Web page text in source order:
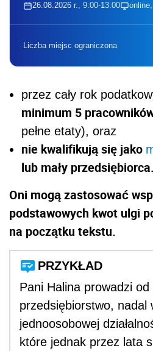
26.08.2026 r., 9:00-13:00
Liczba miejsc ograniczona
przez cały rok
minimum 5
pełne etaty), oraz
nie kwalifikują się jako
lub mały przedsiębiorca.
Oni mogą zastosować
podstawowych kwot ulgi
na początku tekstu.
PRZYKŁAD
Pani Halina prowadzi
przedsiębiorstwo, nadal
jednoosobowej
które jednak przez lata